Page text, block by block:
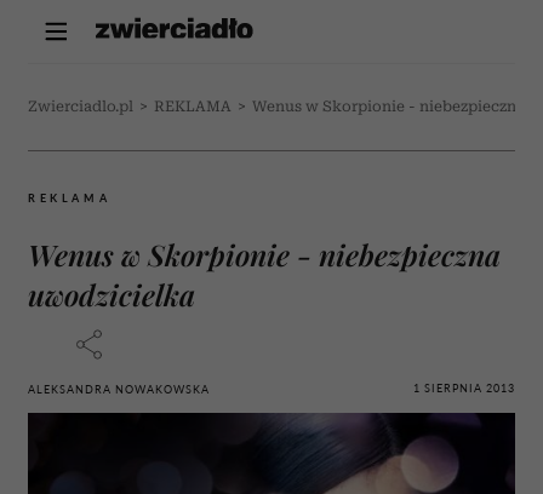
Zwierciadlo.pl > REKLAMA > Wenus w Skorpionie - niebezpieczna
REKLAMA
Wenus w Skorpionie - niebezpieczna
uwodzicielka
ALEKSANDRA NOWAKOWSKA 1 SIERPNIA 2013